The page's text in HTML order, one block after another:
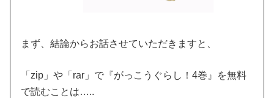
まず、結論からお話させていただきますと、
「zip」や「rar」で『がっこうぐらし！4巻』を無料
で読むことは…..